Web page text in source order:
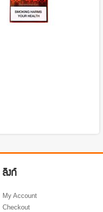
ลิงก์
My Account
Checkout